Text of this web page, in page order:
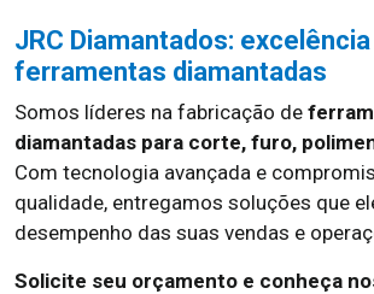
JRC Diamantados:
ferramentas diamantadas
Somos líderes na fabricação de
diamantadas para corte, furo,
Com tecnologia avançada e
qualidade, entregamos soluções que
desempenho das suas vendas e
Solicite seu orçamento e conheça